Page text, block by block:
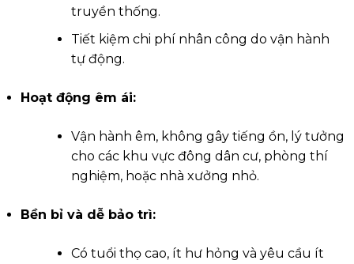
truyền thống.
Tiết kiệm chi phí nhân công do vận hành
tự động.
Hoạt động êm ái:
Vận hành êm, không gây tiếng ồn, lý tưởng
cho các khu vực đông dân cư, phòng thí
nghiệm, hoặc nhà xưởng nhỏ.
Bền bỉ và dễ bảo trì:
Có tuổi thọ cao, ít hư hỏng và yêu cầu ít